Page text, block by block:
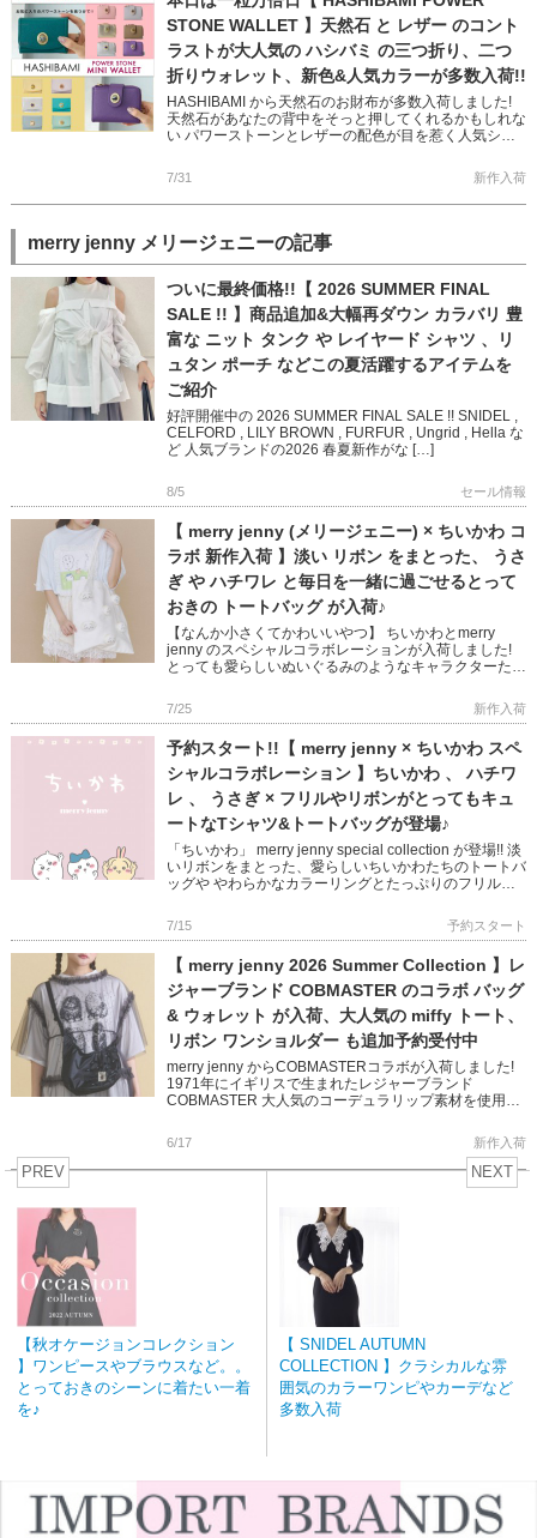
STONE WALLET 】天然石 と レザー のコント
ラストが大人気の ハシバミ の三つ折り、二つ
折りウォレット、新色&人気カラーが多数入荷!!
HASHIBAMI から天然石のお財布が多数入荷しました!
天然石があなたの背中をそっと押してくれるかもしれな
い パワーストーンとレザーの配色が目を惹く人気シリ
7/31 新作入荷
merry jenny メリージェニーの記事
ついに最終価格!!【 2026 SUMMER FINAL
SALE !! 】商品追加&大幅再ダウン カラバリ 豊
富な ニット タンク や レイヤード シャツ 、リ
ュタン ポーチ などこの夏活躍するアイテムを
ご紹介
好評開催中の 2026 SUMMER FINAL SALE !! SNIDEL ,
CELFORD , LILY BROWN , FURFUR , Ungrid , Hella な
ど 人気ブランドの2026 春夏新作がな […]
8/5 セール情報
【 merry jenny (メリージェニー) × ちいかわ コ
ラボ 新作入荷 】淡い リボン をまとった、 うさ
ぎ や ハチワレ と毎日を一緒に過ごせるとって
おきの トートバッグ が入荷♪
【なんか小さくてかわいいやつ】 ちいかわとmerry
jenny のスペシャルコラボレーションが入荷しました!
とっても愛らしいぬいぐるみのようなキャラクターたく
のしく […]
7/25 新作入荷
予約スタート!!【 merry jenny × ちいかわ スペ
シャルコラボレーション 】ちいかわ 、 ハチワ
レ 、 うさぎ × フリルやリボンがとってもキュ
ートなTシャツ&トートバッグが登場♪
「ちいかわ」 merry jenny special collection が登場!! 淡
いリボンをまとった、愛らしいちいかわたちのトートバ
ッグや やわらかなカラーリングとたっぷりのフリルが
7/15 予約スタート
【 merry jenny 2026 Summer Collection 】レ
ジャーブランド COBMASTER のコラボ バッグ
& ウォレット が入荷、大人気の miffy トート、
リボン ワンショルダー も追加予約受付中
merry jenny からCOBMASTERコラボが入荷しました!
1971年にイギリスで生まれたレジャーブランド
COBMASTER 大人気のコーデュラリップ素材を使用し
6/17 新作入荷
PREV
【秋オケージョンコレクション
】ワンピースやブラウスなど。。
とっておきのシーンに着たい一着
を♪
NEXT
【 SNIDEL AUTUMN
COLLECTION 】クラシカルな雰
囲気のカラーワンピやカーデなど
多数入荷